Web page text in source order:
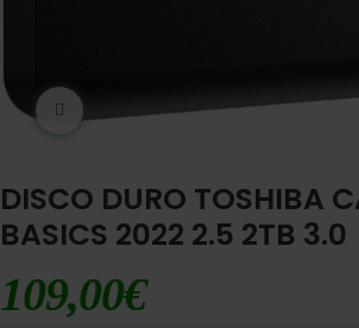
Ampliar imágen
DISCO DURO TOSHIBA
BASICS 2022 2.5 2TB 3.0
109,00€